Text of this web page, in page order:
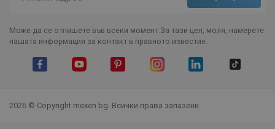
Може да се отпишете във всеки момент.За тази цел, моля, намерете
нашата информация за контакт в правното известие.
2026 © Copyright mexen.bg. Всички права запазени.